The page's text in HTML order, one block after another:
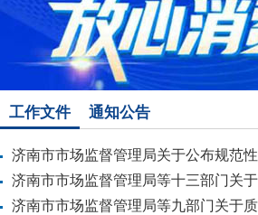
工作文件 通知公告
济南市市场监督管理局关于公布规范
济南市市场监督管理局等十三部门关
济南市市场监督管理局等九部门关于